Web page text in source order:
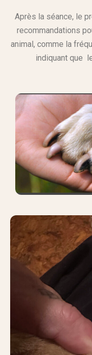
Après la séance, le
recommandations
animal, comme la
indiquant que